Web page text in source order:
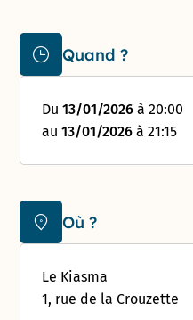
Quand ?
Du13/01/2026 à 20:00
au13/01/2026 à 21:15
Où ?
Le Kiasma
1, rue de la Crouzette